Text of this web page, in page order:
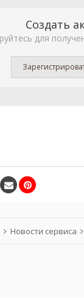
Создать
для
Новости сервиса